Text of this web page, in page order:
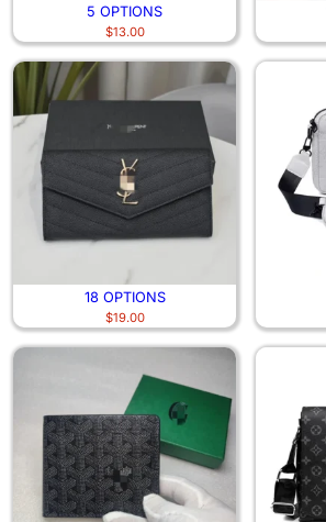
5 OPTIONS
$13.00
18 OPTIONS
$19.00